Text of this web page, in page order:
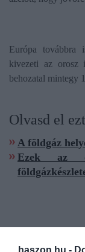
haszon.hu -
Európa továbbra
kivezeti az orosz
behozatal mintegy
Olvasd el
A földgáz
Ezek az
földgáz árak